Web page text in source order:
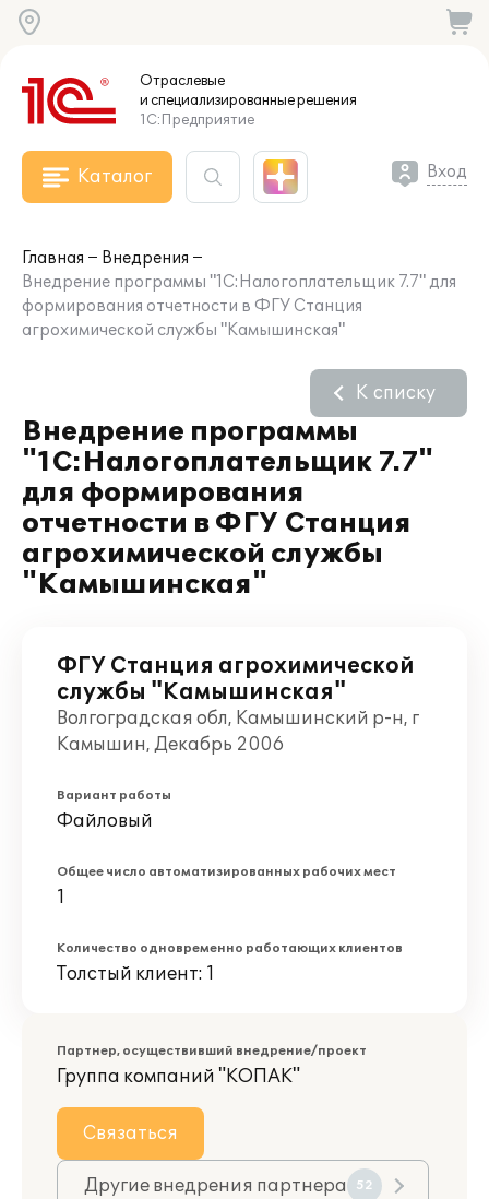
Отраслевые
и специализированныерешения
1С:Предприятие
Каталог Вход
Главная
Внедрения
Внедрение программы "1С:Налогоплательщик 7.7" для
формирования отчетности в ФГУ Станция
агрохимической службы "Камышинская"
Внедрение программы
"1С:Налогоплательщик 7.7"
для формирования
отчетности в ФГУ Станция
агрохимической службы
"Камышинская"
К списку
ФГУ Станция агрохимической
службы "Камышинская"
Волгоградская обл, Камышинский р-н, г
Камышин, Декабрь 2006
Вариант работы
Файловый
Общее число автоматизированных рабочих мест
1
Количество одновременно работающих клиентов
Толстый клиент: 1
Партнер, осуществивший внедрение/проект
Группа компаний "КОПАК"
Связаться
Другие внедрения партнера 52